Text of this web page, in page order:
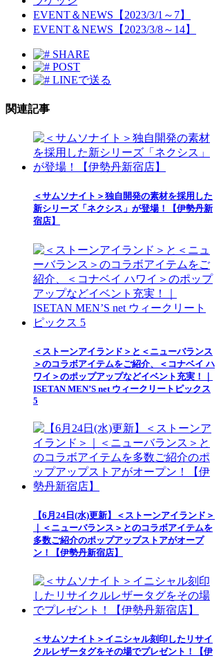
EVENT＆NEWS【2023/3/1～7】
EVENT＆NEWS【2023/3/8～14】
SHARE
POST
LINEで送る
関連記事
＜サムソナイト＞独自開発の素材を採用した
新シリーズ「ネクシス」が登場！【伊勢丹新
宿店】
＜ストーンアイランド＞と＜ニューバランス
＞のコラボアイテムをご紹介、＜コナベイ ハ
ワイ＞のポップアップなどイベント充実！｜
ISETAN MEN’S net ウィークリートピックス
5
【6月24日(水)更新】＜ストーンアイランド＞
｜＜ニューバランス＞とのコラボアイテムを
多数ご紹介のポップアップストアがオープ
ン！【伊勢丹新宿店】
＜サムソナイト＞イニシャル刻印したリサイ
クルレザータグをその場でプレゼント！【伊